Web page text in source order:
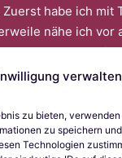
verwalten
zu bieten,
zu speichern
Technologien
habe ich mit
nähe ich vor
davon, wenn
kann.